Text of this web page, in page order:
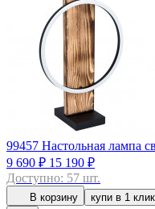
99457 Настольная лампа
9 690 ₽ 15 190 ₽
Доступно: 57 шт.
В корзину купи в 1 клик